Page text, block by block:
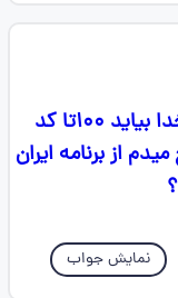
سلام دستم به دامنتون تاج میدم تروخدا بیاید ۱۰۰تا کد
از برنامه ایران
نمایش جواب